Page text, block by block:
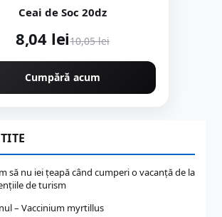
Ceai de Soc 20dz
8,04 lei10,05 lei
Cumpără acum
să nu iei țeapă când cumperi o vacanță de la
de turism
– Vaccinium myrtillus